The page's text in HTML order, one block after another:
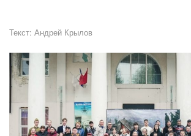
Текст: Андрей Крылов